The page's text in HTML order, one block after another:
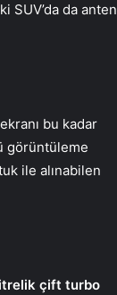
SUV’da da anten
bu kadar
görüntüleme
ile alınabilen
çift turbo